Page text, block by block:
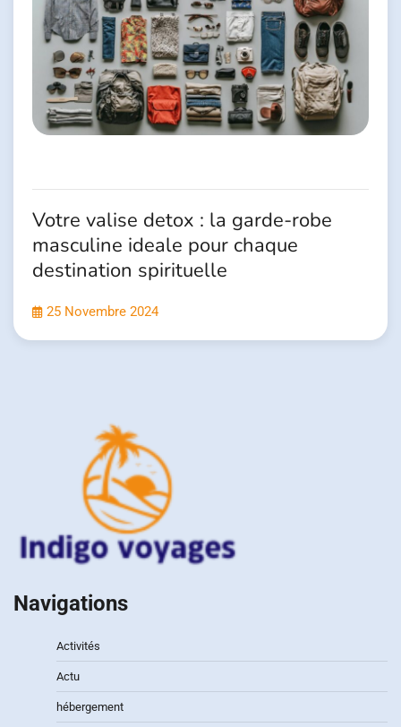
Votre valise detox : la garde-robe
masculine ideale pour chaque
destination spirituelle
25 Novembre 2024
Navigations
Activités
Actu
hébergement